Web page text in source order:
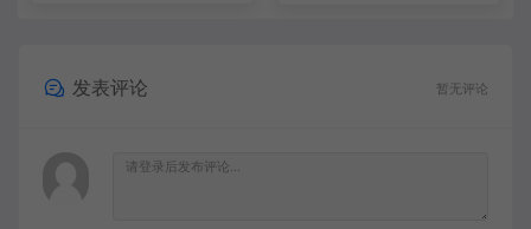
发表评论 暂无评论